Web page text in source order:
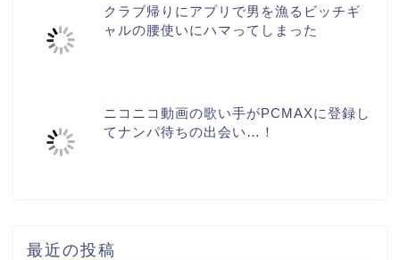
クラブ帰りにアプリで男を漁るビッチギ
ャルの腰使いにハマってしまった
ニコニコ動画の歌い手がPCMAXに登録し
てナンパ待ちの出会い…！
最近の投稿